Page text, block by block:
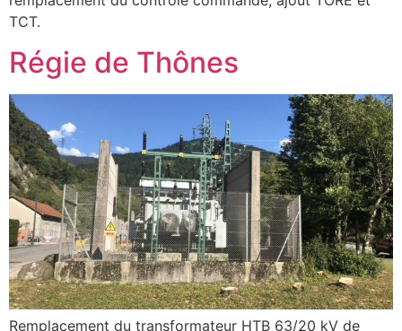
TCT.
Régie de Thônes
Remplacement du transformateur HTB 63/20 kV de